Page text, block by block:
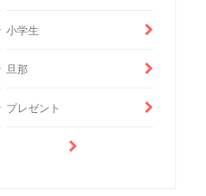
小学生
旦那
プレゼント